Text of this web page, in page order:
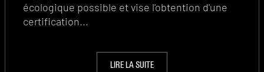
écologique possible et vise l'obtention d'une
certification...
LIRE LA SUITE